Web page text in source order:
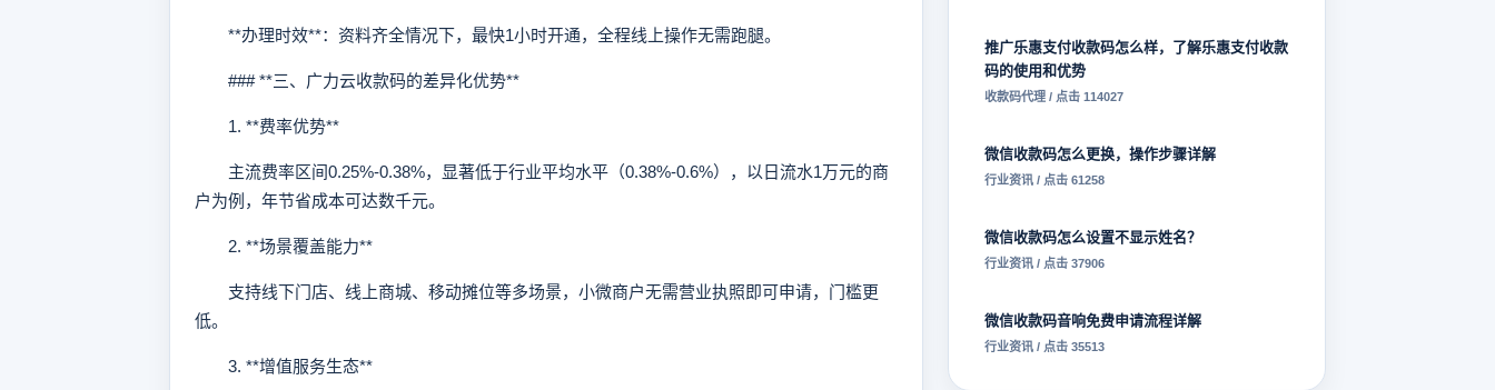
**办理时效**：资料齐全情况下，最快1小时开通，全程线上操作无需跑腿。
### **三、广力云收款码的差异化优势**
1. **费率优势**
主流费率区间0.25%-0.38%，显著低于行业平均水平（0.38%-0.6%），以日流水1万元的商
户为例，年节省成本可达数千元。
2. **场景覆盖能力**
支持线下门店、线上商城、移动摊位等多场景，小微商户无需营业执照即可申请，门槛更
低。
3. **增值服务生态**
推广乐惠支付收款码怎么样，了解乐惠支付收款
码的使用和优势
收款码代理 / 点击 114027
微信收款码怎么更换，操作步骤详解
行业资讯 / 点击 61258
微信收款码怎么设置不显示姓名？
行业资讯 / 点击 37906
微信收款码音响免费申请流程详解
行业资讯 / 点击 35513